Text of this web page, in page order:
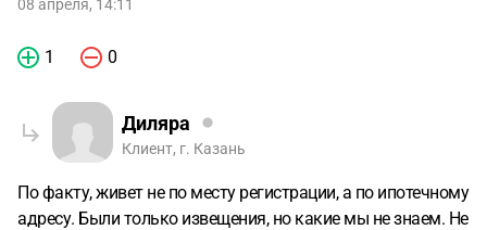
08 апреля, 14:11
1 0
Диляра
Клиент, г. Казань
По факту, живет не по месту регистрации, а по ипотечному
адресу. Были только извещения, но какие мы не знаем. Не